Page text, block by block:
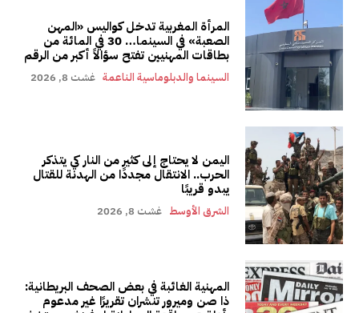
المرأة المغربية تدخل كواليس «المهن
الصعبة» في السينما… 30 في المائة من
بطاقات المهنيين تفتح سؤالاً أكبر من الرقم
السينما والدبلوماسية الناعمة غشت 8, 2026
اليمن لا يحتاج إلى كثير من النار كي يتذكر
الحرب.. الانتقال مجددًا من الهدنة للقتال
يبدو قريبًا
الشرق الأوسط غشت 8, 2026
المهنية الغائبة في بعض الصحف البريطانية:
ذا صن وميرور تنشران تقريرًا غير مدعوم